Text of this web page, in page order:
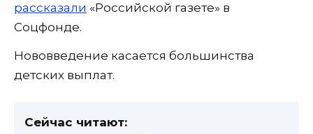
рассказали «Российской газете» в
Соцфонде.
Нововведение касается большинства
детских выплат.
Сейчас читают: